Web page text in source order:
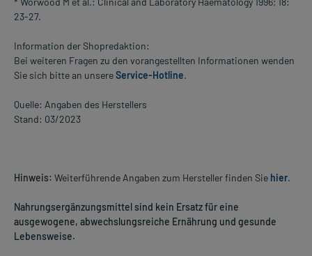
23-27.
Information der Shopredaktion:
Bei weiteren Fragen zu den vorangestellten Informationen wenden
Sie sich bitte an unsereService-Hotline.
Quelle: Angaben des Herstellers
Stand: 03/2023
Hinweis: Weiterführende Angaben zum Hersteller finden Sie hier.
Nahrungsergänzungsmittel sind kein Ersatz für eine
ausgewogene, abwechslungsreiche Ernährung und gesunde
Lebensweise.